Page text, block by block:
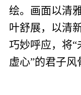
绘。画面以清
叶舒展，以清
巧妙呼应，将
虚心”的君子风